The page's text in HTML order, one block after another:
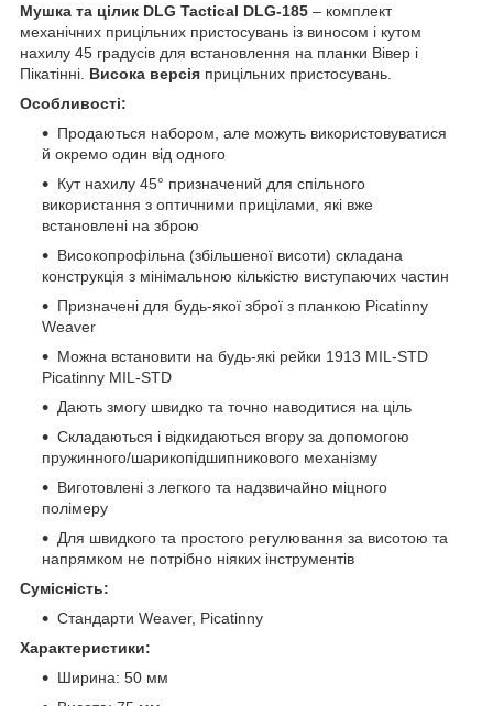
Мушка та цілик DLG Tactical DLG-185 – комплект
механічних прицільних пристосувань із виносом і кутом
нахилу 45 градусів для встановлення на планки Вівер і
Пікатінні. Висока версія прицільних пристосувань.
Особливості:
Продаються набором, але можуть використовуватися
й окремо один від одного
Кут нахилу 45° призначений для спільного
використання з оптичними прицілами, які вже
встановлені на зброю
Високопрофільна (збільшеної висоти) складана
конструкція з мінімальною кількістю виступаючих частин
Призначені для будь-якої зброї з планкою Picatinny
Weaver
Можна встановити на будь-які рейки 1913 MIL-STD
Picatinny MIL-STD
Дають змогу швидко та точно наводитися на ціль
Складаються і відкидаються вгору за допомогою
пружинного/шарикопідшипникового механізму
Виготовлені з легкого та надзвичайно міцного
полімеру
Для швидкого та простого регулювання за висотою та
напрямком не потрібно ніяких інструментів
Сумісність:
Стандарти Weaver, Picatinny
Характеристики:
Ширина: 50 мм